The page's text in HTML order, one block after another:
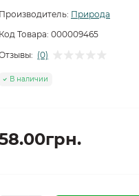
Производитель: Природа
Код Товара: 000009465
(0)
В наличии